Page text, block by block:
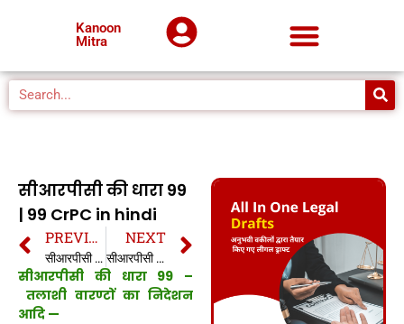
Kanoon
Mitra
सीआरपीसी की धारा 99
| 99 CrPC in hindi
PREVIOUS
सीआरपीसी की धारा 98 | 98 CrPC in hindi
NEXT
सीआरपीसी की धारा 100 | 100 CrPC in hindi
सीआरपीसी की धारा 99 –
तलाशी वारण्टों का निदेशन
आदि —